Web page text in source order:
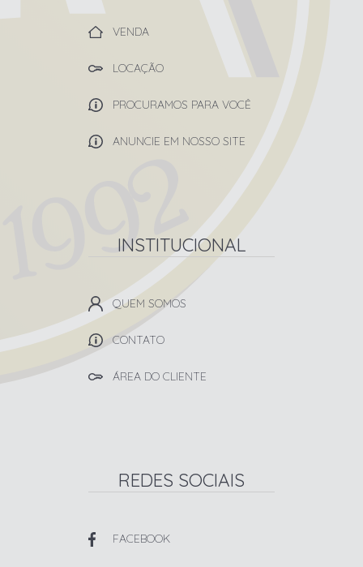
VENDA
LOCAÇÃO
PROCURAMOS PARA VOCÊ
ANUNCIE EM NOSSO SITE
INSTITUCIONAL
QUEM SOMOS
CONTATO
ÁREA DO CLIENTE
REDES SOCIAIS
FACEBOOK